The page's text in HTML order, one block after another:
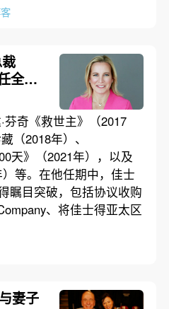
全球
芬奇《救世主》（2017
（2018年）、
天》（2021年），以及
等。在他任期中，佳士
瞩目突破，包括协议收购
、将佳士得亚太区
妻子